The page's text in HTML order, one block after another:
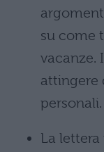
su come
vacanze.
attingere
personali.
La